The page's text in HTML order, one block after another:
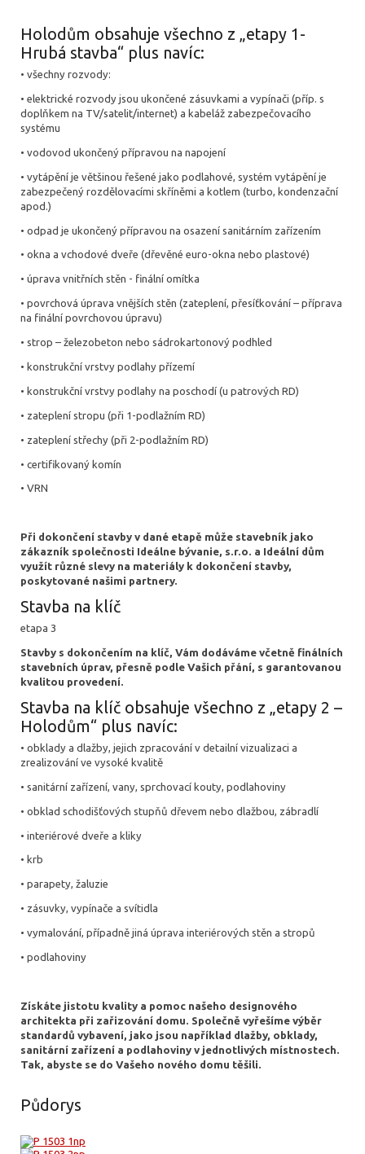
Holodům obsahuje všechno z „etapy 1-
Hrubá stavba“ plus navíc:
• všechny rozvody:
• elektrické rozvody jsou ukončené zásuvkami a vypínači (příp. s
doplňkem na TV/satelit/internet) a kabeláž zabezpečovacího
systému
• vodovod ukončený přípravou na napojení
• vytápění je většinou řešené jako podlahové, systém vytápění je
zabezpečený rozdělovacími skříněmi a kotlem (turbo, kondenzační
apod.)
• odpad je ukončený přípravou na osazení sanitárním zařízením
• okna a vchodové dveře (dřevěné euro-okna nebo plastové)
• úprava vnitřních stěn - finální omítka
• povrchová úprava vnějších stěn (zateplení, přesíťkování – příprava
na finální povrchovou úpravu)
• strop – železobeton nebo sádrokartonový podhled
• konstrukční vrstvy podlahy přízemí
• konstrukční vrstvy podlahy na poschodí (u patrových RD)
• zateplení stropu (při 1-podlažním RD)
• zateplení střechy (při 2-podlažním RD)
• certifikovaný komín
• VRN
Při dokončení stavby v dané etapě může stavebník jako
zákazník společnosti Ideálne bývanie, s.r.o. a Ideální dům
využít různé slevy na materiály k dokončení stavby,
poskytované našimi partnery.
Stavba na klíč
etapa 3
Stavby s dokončením na klíč, Vám dodáváme včetně finálních
stavebních úprav, přesně podle Vašich přání, s garantovanou
kvalitou provedení.
Stavba na klíč obsahuje všechno z „etapy 2 –
Holodům“ plus navíc:
• obklady a dlažby, jejich zpracování v detailní vizualizaci a
zrealizování ve vysoké kvalitě
• sanitární zařízení, vany, sprchovací kouty, podlahoviny
• obklad schodišťových stupňů dřevem nebo dlažbou, zábradlí
• interiérové dveře a kliky
• krb
• parapety, žaluzie
• zásuvky, vypínače a svítidla
• vymalování, případně jiná úprava interiérových stěn a stropů
• podlahoviny
Získáte jistotu kvality a pomoc našeho designového
architekta při zařizování domu. Společně vyřešíme výběr
standardů vybavení, jako jsou například dlažby, obklady,
sanitární zařízení a podlahoviny v jednotlivých místnostech.
Tak, abyste se do Vašeho nového domu těšili.
Půdorys